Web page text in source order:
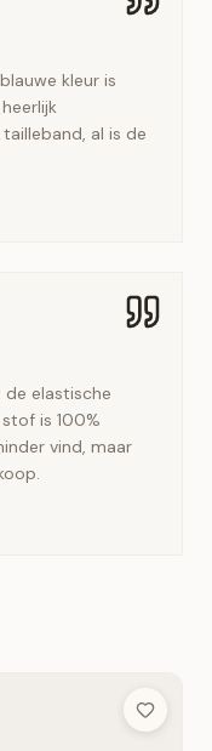
kleur is
al is de
de elastische
is 100%
vind, maar
Add to